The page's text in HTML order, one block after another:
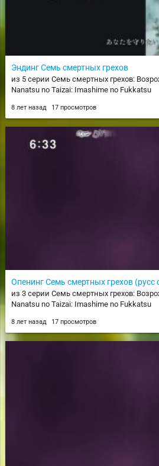
Эндинг Семь смертных грехов
из 5 серии Семь смертных грехов:
Nanatsu no Taizai: Imashime no Fukkatsu
8 лет назад 17 просмотров
Опенинг Семь смертных грехов (русс
из 3 серии Семь смертных грехов:
Nanatsu no Taizai: Imashime no Fukkatsu
8 лет назад 17 просмотров